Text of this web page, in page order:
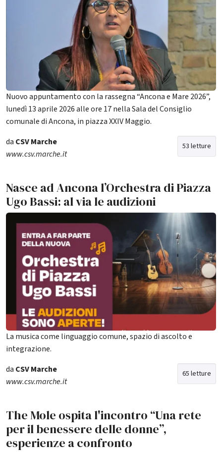
Nuovo appuntamento con la rassegna “Ancona e Mare 2026”,
lunedì 13 aprile 2026 alle ore 17 nella Sala del Consiglio
comunale di Ancona, in piazza XXIV Maggio.
53 letture
da CSV Marche
www.csv.marche.it
Nasce ad Ancona l’Orchestra di Piazza
Ugo Bassi: al via le audizioni
La musica come linguaggio comune, spazio di ascolto e
integrazione.
65 letture
da CSV Marche
www.csv.marche.it
The Mole ospita l'incontro “Una rete
per il benessere delle donne”,
esperienze a confronto